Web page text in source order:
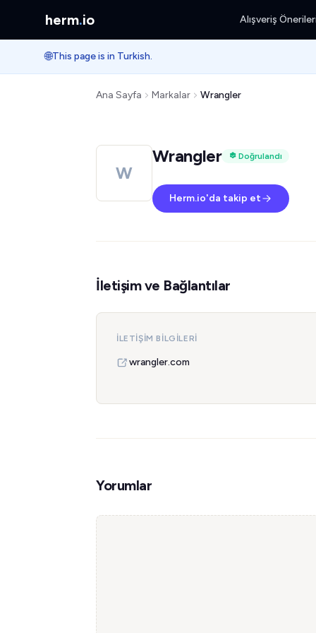
herm.io Alışveriş
🌐This page is in Turkish.
Ana Sayfa Markalar Wrangler
W
Wrangler Doğrulandı
Herm.io'da takip et
İletişim ve Bağlantılar
İLETIŞIM BILGILERI
wrangler.com
Yorumlar